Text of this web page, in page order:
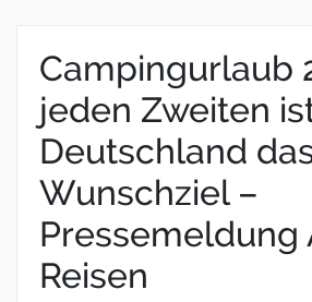
Campingurlaub
jeden Zweiten
Deutschland
Wunschziel –
Pressemeldung
Reisen